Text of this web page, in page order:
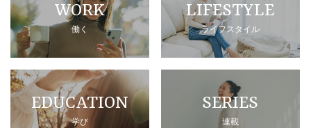
WORK
働く
LIFESTYLE
ライフスタイル
EDUCATION
学び
SERIES
連載